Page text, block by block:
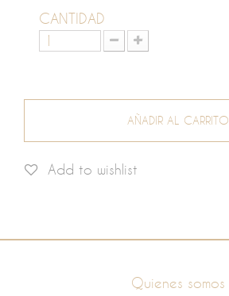
CANTIDAD
AÑADIR AL CARRITO
Add to wishlist
Quienes somos